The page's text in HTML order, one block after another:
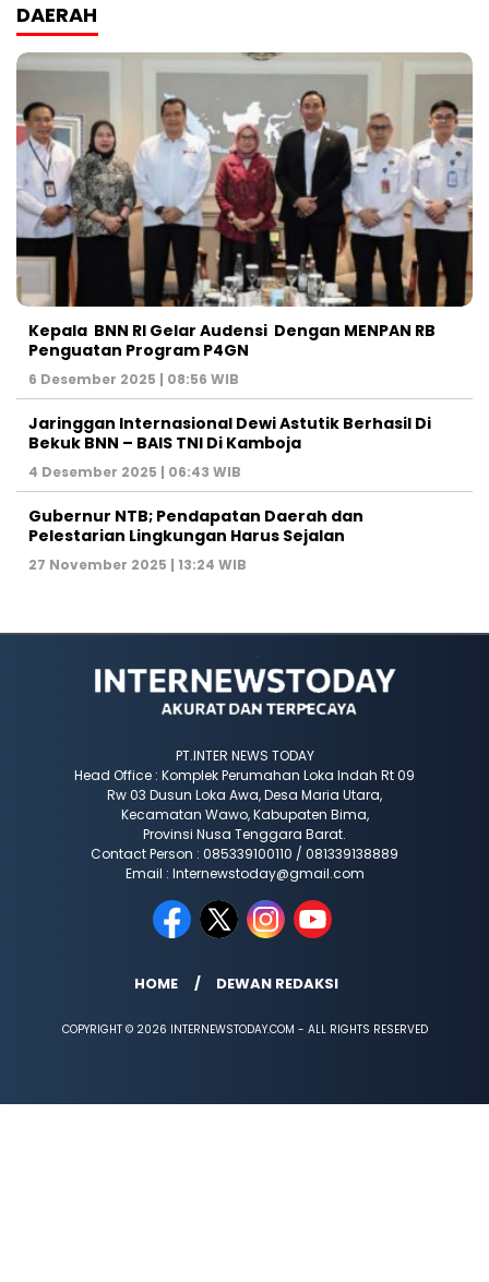
DAERAH
Kepala BNN RI Gelar Audensi Dengan MENPAN RB
Penguatan Program P4GN
6 Desember 2025 | 08:56 WIB
Jaringgan Internasional Dewi Astutik Berhasil Di
Bekuk BNN – BAIS TNI Di Kamboja
4 Desember 2025 | 06:43 WIB
Gubernur NTB; Pendapatan Daerah dan
Pelestarian Lingkungan Harus Sejalan
27 November 2025 | 13:24 WIB
PT.INTER NEWS TODAY
Head Office : Komplek Perumahan Loka Indah Rt 09
Rw 03 Dusun Loka Awa, Desa Maria Utara,
Kecamatan Wawo, Kabupaten Bima,
Provinsi Nusa Tenggara Barat.
Contact Person : 085339100110 / 081339138889
Email : Internewstoday@gmail.com
HOME DEWAN REDAKSI
COPYRIGHT © 2026 INTERNEWSTODAY.COM - ALL RIGHTS RESERVED